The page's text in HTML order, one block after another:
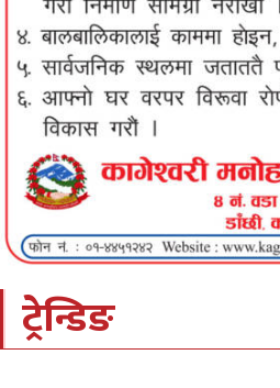
ट्रेन्डिङ